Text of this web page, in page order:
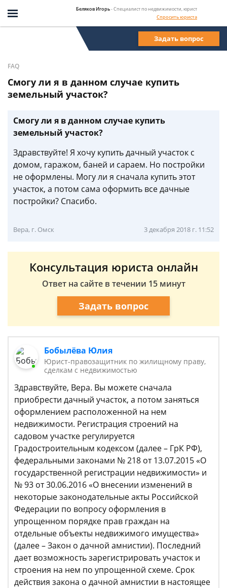
Беляков Игорь- Специалист по недвижимости, юрист
Спросить юриста
Задать вопрос
FAQ
Смогу ли я в данном случае купить
земельный участок?
Смогу ли я в данном случае купить
земельный участок?
Здравствуйте! Я хочу купить дачный участок с
домом, гаражом, баней и сараем. Но постройки
не оформлены. Могу ли я сначала купить этот
участок, а потом сама оформить все дачные
постройки? Спасибо.
Вера, г. Омск 3 декабря 2018 г. 11:52
Консультация юриста онлайн
Ответ на сайте в течении 15 минут
Задать вопрос
Бобылёва Юлия
Юрист-правозащитник по жилищному праву,
сделкам с недвижимостью
Здравствуйте, Вера. Вы можете сначала
приобрести дачный участок, а потом заняться
оформлением расположенной на нем
недвижимости. Регистрация строений на
садовом участке регулируется
Градостроительным кодексом (далее – ГрК РФ),
федеральными законами № 218 от 13.07.2015 «О
государственной регистрации недвижимости» и
№ 93 от 30.06.2016 «О внесении изменений в
некоторые законодательные акты Российской
Федерации по вопросу оформления в
упрощенном порядке прав граждан на
отдельные объекты недвижимого имущества»
(далее – Закон о дачной амнистии). Последний
дает возможность зарегистрировать участок и
строения на нем по упрощенной схеме. Срок
действия закона о дачной амнистии в настоящее